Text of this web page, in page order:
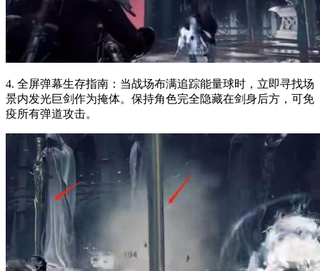
4. 全屏弹幕生存指南：当战场布满追踪能量球时，立即寻找场
景内发光巨剑作为掩体。保持角色完全隐藏在剑身后方，可免
疫所有弹道攻击。